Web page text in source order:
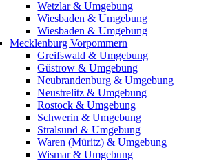
Wetzlar & Umgebung
Wiesbaden & Umgebung
Wiesbaden & Umgebung
Mecklenburg Vorpommern
Greifswald & Umgebung
Güstrow & Umgebung
Neubrandenburg & Umgebung
Neustrelitz & Umgebung
Rostock & Umgebung
Schwerin & Umgebung
Stralsund & Umgebung
Waren (Müritz) & Umgebung
Wismar & Umgebung